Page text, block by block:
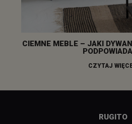
CIEMNE MEBLE – JAKI
CZYTAJ
RUGITO